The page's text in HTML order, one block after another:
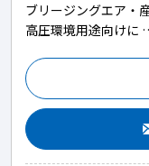
ブリージングエア・
高圧環境用途向けに